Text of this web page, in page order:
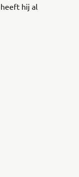
hij al